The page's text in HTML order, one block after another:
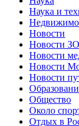
Наука и
Новости
Новости
Новости
Новости
Новости
Общество
Около
Отдых в